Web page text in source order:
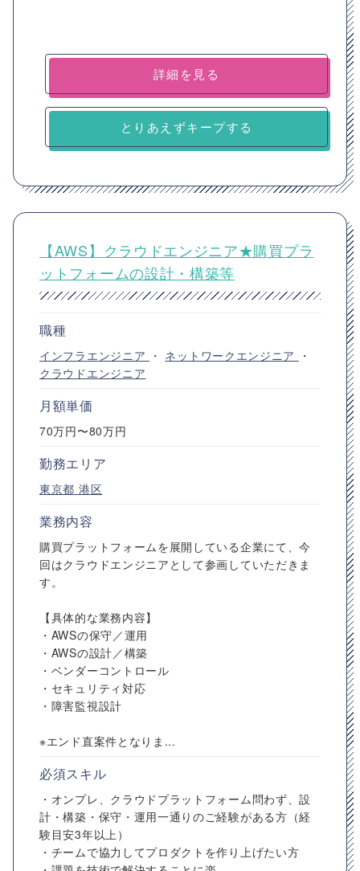
詳細を見る
とりあえずキープする
【AWS】クラウドエンジニア★購買プラ
ットフォームの設計・構築等
職種
インフラエンジニア ・ ネットワークエンジニア
・
クラウドエンジニア
月額単価
70万円〜80万円
勤務エリア
東京都 港区
業務内容
購買プラットフォームを展開している企業にて、今
回はクラウドエンジニアとして参画していただきま
す。
【具体的な業務内容】
・AWSの保守／運用
・AWSの設計／構築
・ベンダーコントロール
・セキュリティ対応
・障害監視設計
※エンド直案件となりま...
必須スキル
・オンプレ、クラウドプラットフォーム問わず、設
計・構築・保守・運用一通りのご経験がある方（経
験目安3年以上）
・チームで協力してプロダクトを作り上げたい方